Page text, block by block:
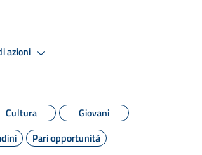
azioni
Cultura
Giovani
Pari opportunità